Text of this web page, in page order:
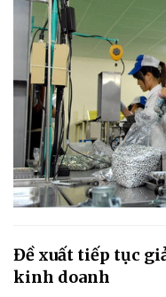
Đề xuất tiếp tục
kinh doanh